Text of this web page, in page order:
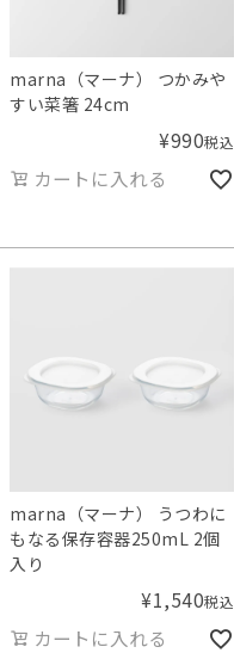
marna（マーナ） つかみや
すい菜箸 24cm
¥990税込
カートに入れる
marna（マーナ） うつわに
もなる保存容器250mL 2個
入り
¥1,540税込
カートに入れる